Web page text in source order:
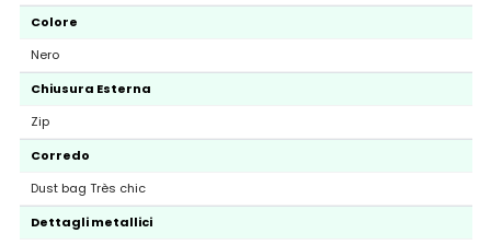
Colore
Nero
Chiusura Esterna
Zip
Corredo
Dust bag Très chic
Dettagli metallici